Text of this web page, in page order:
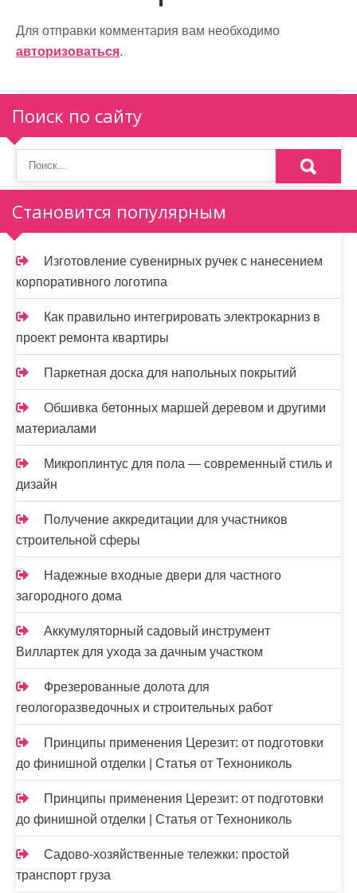
а
и
я
п
о
з
а
п
и
с
я
м
Для отправки комментария вам необходимо
авторизоваться.
Поиск по сайту
Становится популярным
Изготовление сувенирных ручек с нанесением
корпоративного логотипа
Как правильно интегрировать электрокарниз в
проект ремонта квартиры
Паркетная доска для напольных покрытий
Обшивка бетонных маршей деревом и другими
материалами
Микроплинтус для пола — современный стиль и
дизайн
Получение аккредитации для участников
строительной сферы
Надежные входные двери для частного
загородного дома
Аккумуляторный садовый инструмент
Виллартек для ухода за дачным участком
Фрезерованные долота для
геологоразведочных и строительных работ
Принципы применения Церезит: от подготовки
до финишной отделки | Статья от Технониколь
Принципы применения Церезит: от подготовки
до финишной отделки | Статья от Технониколь
Садово-хозяйственные тележки: простой
транспорт груза